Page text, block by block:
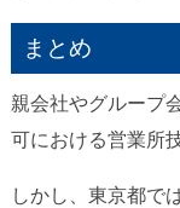
まとめ
親会社やグループ
可における営業所
しかし、東京都で